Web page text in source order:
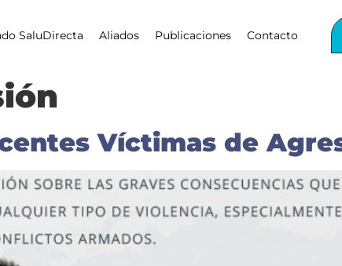
SaluDirecta Aliados Publicaciones Contacto
Víctimas de